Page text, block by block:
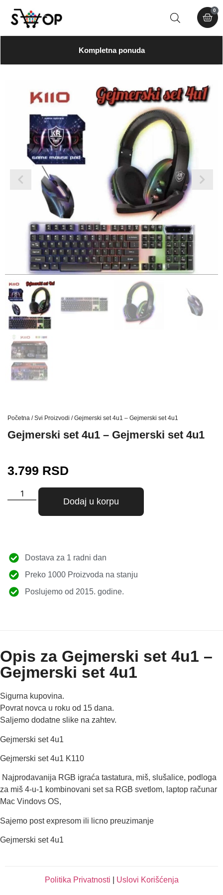
0
Kompletna ponuda
Početna /Svi Proizvodi / Gejmerski set 4u1 – Gejmerski set 4u1
Gejmerski set 4u1 – Gejmerski set 4u1
3.799 RSD
Dodaj u korpu
Dostava za 1 radni dan
Preko 1000 Proizvoda na stanju
Poslujemo od 2015. godine.
Opis za Gejmerski set 4u1 –
Gejmerski set 4u1
Sigurna kupovina.
Povrat novca u roku od 15 dana.
Saljemo dodatne slike na zahtev.
Gejmerski set 4u1
Gejmerski set 4u1 K110
Najprodavanija RGB igraća tastatura, miš, slušalice, podloga
za miš 4-u-1 kombinovani set sa RGB svetlom, laptop računar
Mac Vindovs OS,
Sajemo post expresom ili licno preuzimanje
Gejmerski set 4u1
Politika Privatnosti Uslovi Korišćenja